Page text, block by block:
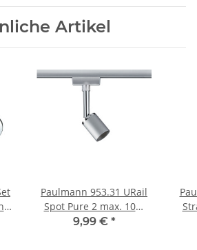
Artikel
Paulmann 953.31 URail
Spot Pure 2 max. 10W
GU10 chrom matt exkl.
9,99 € *